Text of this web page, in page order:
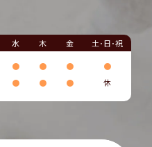
水 木 金 土･日･祝
● ● ● ●
● ● ● 休